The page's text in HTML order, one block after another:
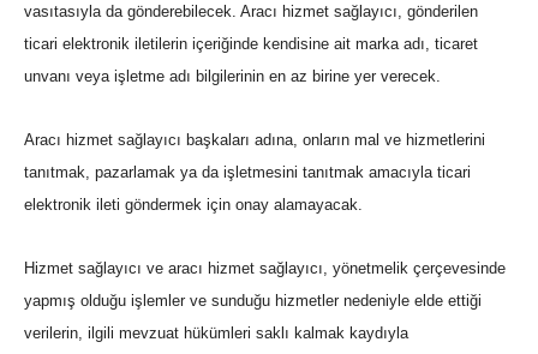
vasıtasıyla da gönderebilecek. Aracı hizmet sağlayıcı, gönderilen
ticari elektronik iletilerin içeriğinde kendisine ait marka adı, ticaret
unvanı veya işletme adı bilgilerinin en az birine yer verecek.
Aracı hizmet sağlayıcı başkaları adına, onların mal ve hizmetlerini
tanıtmak, pazarlamak ya da işletmesini tanıtmak amacıyla ticari
elektronik ileti göndermek için onay alamayacak.
Hizmet sağlayıcı ve aracı hizmet sağlayıcı, yönetmelik çerçevesinde
yapmış olduğu işlemler ve sunduğu hizmetler nedeniyle elde ettiği
verilerin, ilgili mevzuat hükümleri saklı kalmak kaydıyla